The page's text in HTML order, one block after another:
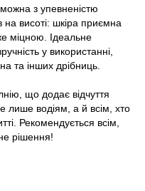
можна з упевненістю
на висоті: шкіра приємна
міцною. Ідеальне
у використанні,
та інших дрібниць.
що додає відчуття
лише водіям, а й всім, хто
Рекомендується всім,
рішення!